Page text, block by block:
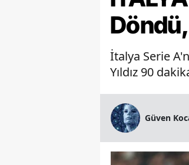
İtalya Serie
Yıldız 90
Güven